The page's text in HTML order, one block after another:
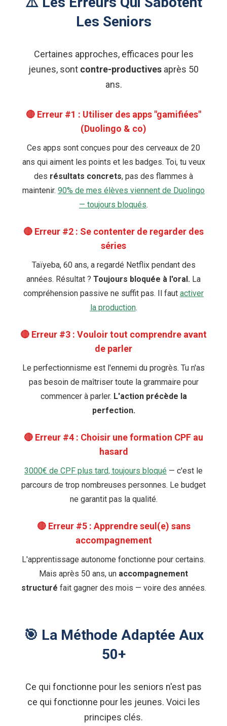
Les Seniors
Certaines approches, efficaces pour les
jeunes, sont contre-productives après 50
ans.
🔴 Erreur #1 : Utiliser des apps "gamifiées"
(Duolingo & co)
Ces apps sont conçues pour des cerveaux de 20
ans qui aiment les points et les badges. Toi, tu veux
des résultats concrets, pas des flammes à
maintenir. 90% de mes élèves viennent de Duolingo
— toujours bloqués.
🔴 Erreur #2 : Se contenter de regarder des
séries
Taïyeba, 60 ans, a regardé Netflix pendant des
années. Résultat ? Toujours bloquée à l'oral. La
compréhension passive ne suffit pas. Il faut activer
la production.
🔴 Erreur #3 : Vouloir tout comprendre avant
de parler
Le perfectionnisme est l'ennemi du progrès. Tu n'as
pas besoin de maîtriser toute la grammaire pour
commencer à parler. L'action précède la
perfection.
🔴 Erreur #4 : Choisir une formation CPF au
hasard
3000€ de CPF plus tard, toujours bloqué — c'est le
parcours de trop nombreuses personnes. Le budget
ne garantit pas la qualité.
🔴 Erreur #5 : Apprendre seul(e) sans
accompagnement
L'apprentissage autonome fonctionne pour certains.
Mais après 50 ans, un accompagnement
structuré fait gagner des mois — voire des années.
🎯 La Méthode Adaptée Aux
50+
Ce qui fonctionne pour les seniors n'est pas
ce qui fonctionne pour les jeunes. Voici les
principes clés.